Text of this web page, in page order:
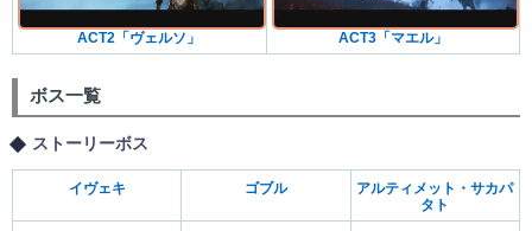
ACT2「ヴェルソ」 ACT3「マエル」
ボス一覧
ストーリーボス
イヴェキ ゴブル
アルティメット・サカパ
タト